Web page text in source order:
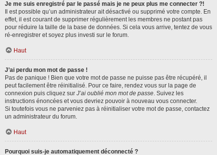
Je me suis enregistré par le passé mais je ne peux plus me connecter ?!
Il est possible qu’un administrateur ait désactivé ou supprimé votre compte. En
effet, il est courant de supprimer régulièrement les membres ne postant pas
pour réduire la taille de la base de données. Si cela vous arrive, tentez de vous
ré-enregistrer et soyez plus investi sur le forum.
Haut
J’ai perdu mon mot de passe !
Pas de panique ! Bien que votre mot de passe ne puisse pas être récupéré, il
peut facilement être réinitialisé. Pour ce faire, rendez vous sur la page de
connexion puis cliquez sur J’ai oublié mon mot de passe. Suivez les
instructions énoncées et vous devriez pouvoir à nouveau vous connecter.
Si toutefois vous ne parveniez pas à réinitialiser votre mot de passe, contactez
un administrateur du forum.
Haut
Pourquoi suis-je automatiquement déconnecté ?